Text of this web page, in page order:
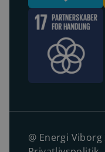
@ Energi Viborg